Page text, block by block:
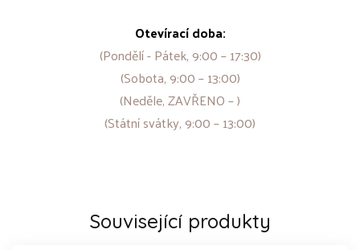
Otevírací doba:
(Pondělí - Pátek, 9:00 – 17:30)
(Sobota, 9:00 – 13:00)
(Neděle, ZAVŘENO – )
(Státní svátky, 9:00 – 13:00)
Související produkty